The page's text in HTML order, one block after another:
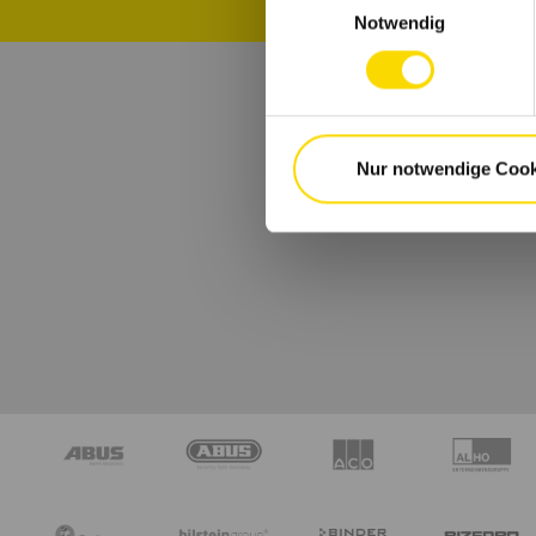
Notwendig
Nur notwendige